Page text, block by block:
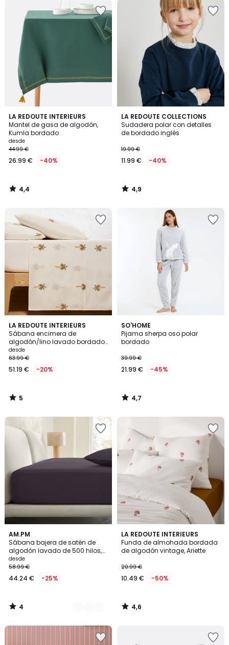
LA REDOUTE INTERIEURS
Mantel de gasa de algodón,
Kumla bordado
desde
44.99 €
26.99 € -40%
4,4
/ 5
4,4
/
LA REDOUTE COLLECTIONS
Sudadera polar con detalles
de bordado inglés
19.99 €
11.99 € -40%
4,9
/ 5
4,9
/
LA REDOUTE INTERIEURS
Sábana encimera de
algodón/lino lavado bordado,
Ravenel
desde
63.99 €
51.19 € -20%
5
/
5
5
/
SO'HOME
Pijama sherpa oso polar
bordado
39.99 €
21.99 € -45%
4,7
/ 5
4,7
/
AM.PM
Sábana bajera de satén de
algodón lavado de 500 hilos,
con un borde de 30 cm, SARIA
desde
58.99 €
44.24 € -25%
4
/
5
9
Colores
4
/
LA REDOUTE INTERIEURS
Funda de almohada bordada
de algodón vintage, Ariette
20.99 €
10.49 € -50%
4,6
/ 5
4,6
/